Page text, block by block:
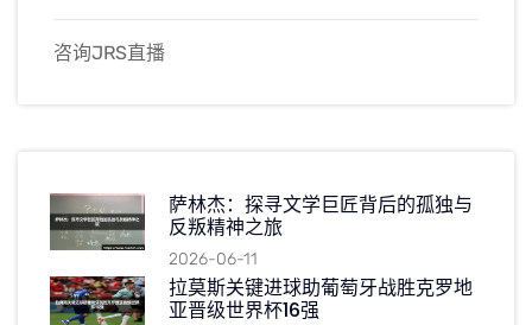
咨询JRS直播
萨林杰：探寻文学巨匠背后的孤独与
反叛精神之旅
2026-06-11
拉莫斯关键进球助葡萄牙战胜克罗地
亚晋级世界杯16强